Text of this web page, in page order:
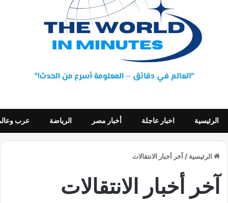
الرئيسية اخبار عاجلة أخبار مصر الرياضة عرب
الرئيسية / آخر أخبار الانتقالات
آخر أخبار الانتقالات